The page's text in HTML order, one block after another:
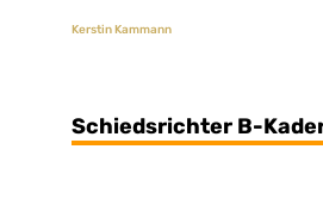
Kerstin Kammann
Schiedsrichter B-